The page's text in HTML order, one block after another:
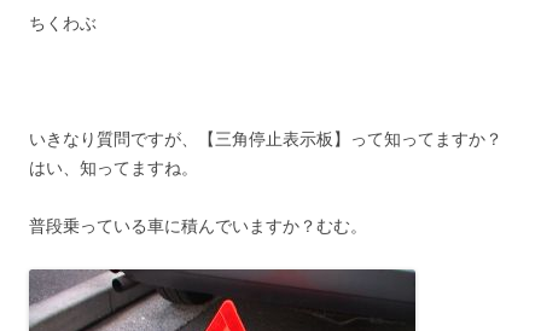
ちくわぶ
いきなり質問ですが、【三角停止表示板】って知ってますか？
はい、知ってますね。
普段乗っている車に積んでいますか？むむ。